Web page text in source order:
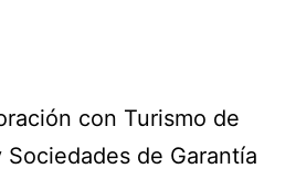
con Turismo de
de Garantía